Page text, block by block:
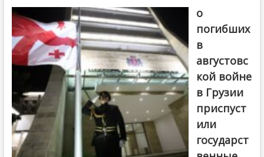
о
погибших
в
августовс
кой войне
в Грузии
приспуст
или
государст